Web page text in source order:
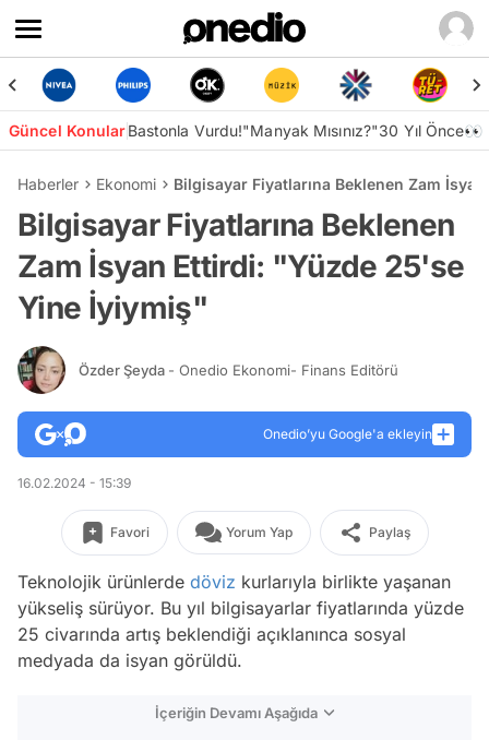
Güncel KonularBastonla Vurdu!"Manyak Mısınız?"30 Yıl Önce👀
Haberler Ekonomi Bilgisayar Fiyatlarına Beklenen Zam
Bilgisayar Fiyatlarına Beklenen
Zam İsyan Ettirdi: "Yüzde 25'se
Yine İyiymiş"
Özder Şeyda - Onedio Ekonomi- Finans Editörü
Onedio’yu Google'a ekleyin
16.02.2024 - 15:39
Favori Yorum Yap Paylaş
Teknolojik ürünlerde döviz kurlarıyla birlikte yaşanan
yükseliş sürüyor. Bu yıl bilgisayarlar fiyatlarında yüzde
25 civarında artış beklendiği açıklanınca sosyal
medyada da isyan görüldü.
İçeriğin Devamı Aşağıda